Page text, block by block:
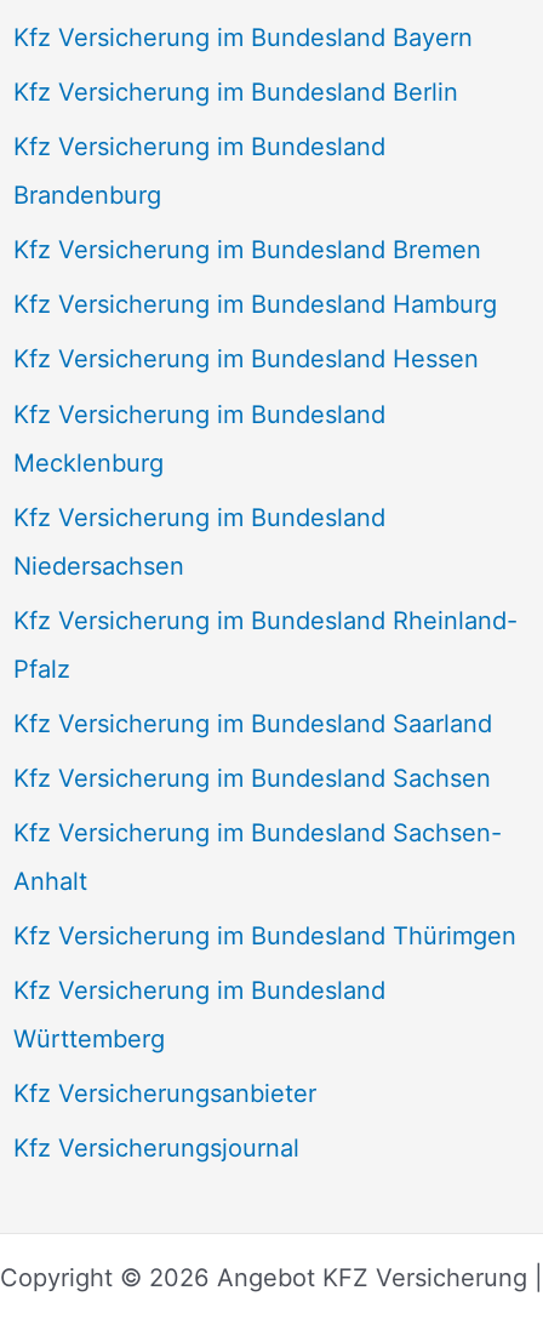
Kfz Versicherung im Bundesland Bayern
Kfz Versicherung im Bundesland Berlin
Kfz Versicherung im Bundesland
Brandenburg
Kfz Versicherung im Bundesland Bremen
Kfz Versicherung im Bundesland Hamburg
Kfz Versicherung im Bundesland Hessen
Kfz Versicherung im Bundesland
Mecklenburg
Kfz Versicherung im Bundesland
Niedersachsen
Kfz Versicherung im Bundesland Rheinland-
Pfalz
Kfz Versicherung im Bundesland Saarland
Kfz Versicherung im Bundesland Sachsen
Kfz Versicherung im Bundesland Sachsen-
Anhalt
Kfz Versicherung im Bundesland Thürimgen
Kfz Versicherung im Bundesland
Württemberg
Kfz Versicherungsanbieter
Kfz Versicherungsjournal
Copyright © 2026 Angebot KFZ Versicherung |